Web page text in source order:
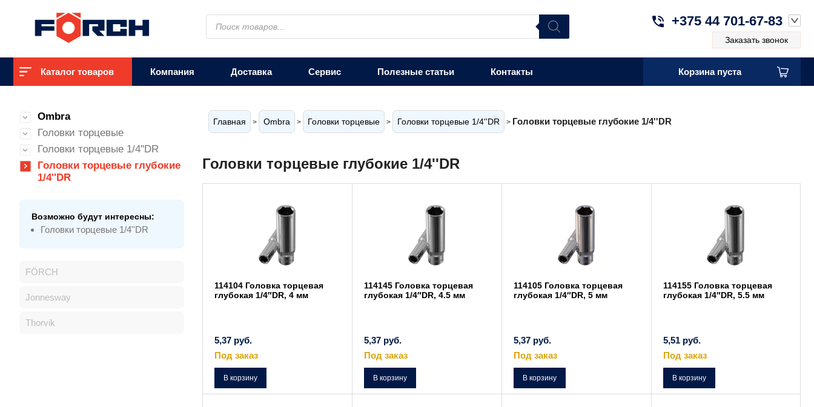
Поиск
товаров
+375 44 701-67-83
Заказать звонок
Каталог товаров Компания Доставка Сервис Полезные статьи Контакты Корзина пуста
Главная > Ombra > Головки торцевые > Головки торцевые 1/4''DR > Головки торцевые глубокие 1/4''DR
Головки торцевые глубокие 1/4''DR
114104 Головка торцевая
глубокая 1/4″DR, 4 мм
5,37 руб.
Под заказ
В корзину
114145 Головка торцевая
глубокая 1/4″DR, 4.5 мм
5,37 руб.
Под заказ
В корзину
114105 Головка торцевая
глубокая 1/4″DR, 5 мм
5,37 руб.
Под заказ
В корзину
114155 Головка торцевая
глубокая 1/4″DR, 5.5 мм
5,51 руб.
Под заказ
В корзину
Ombra
Головки торцевые
Головки торцевые 1/4''DR
Головки торцевые глубокие
1/4''DR
Возможно будут интересны:
Головки торцевые 1/4''DR
FÖRCH
Jonnesway
Thorvik